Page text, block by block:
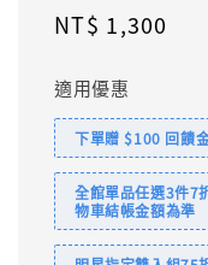
Regular
NT$ 1,300
適用優惠
下單贈 $100 回饋
全館單品任選3件7
物車結帳金額為準